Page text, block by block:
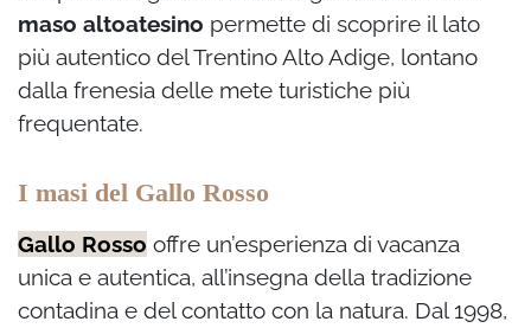
maso altoatesino permette di scoprire il lato
più autentico del Trentino Alto Adige, lontano
dalla frenesia delle mete turistiche più
frequentate.
I masi del Gallo Rosso
Gallo Rosso offre un’esperienza di vacanza
unica e autentica, all’insegna della tradizione
contadina e del contatto con la natura. Dal 1998,